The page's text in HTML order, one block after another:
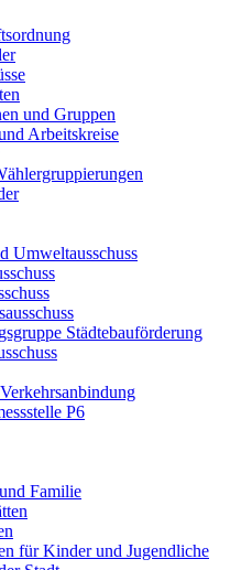
und Gruppen
Arbeitskreise
Umweltausschuss
Städtebauförderung
P6
Familie
für Kinder und Jugendliche